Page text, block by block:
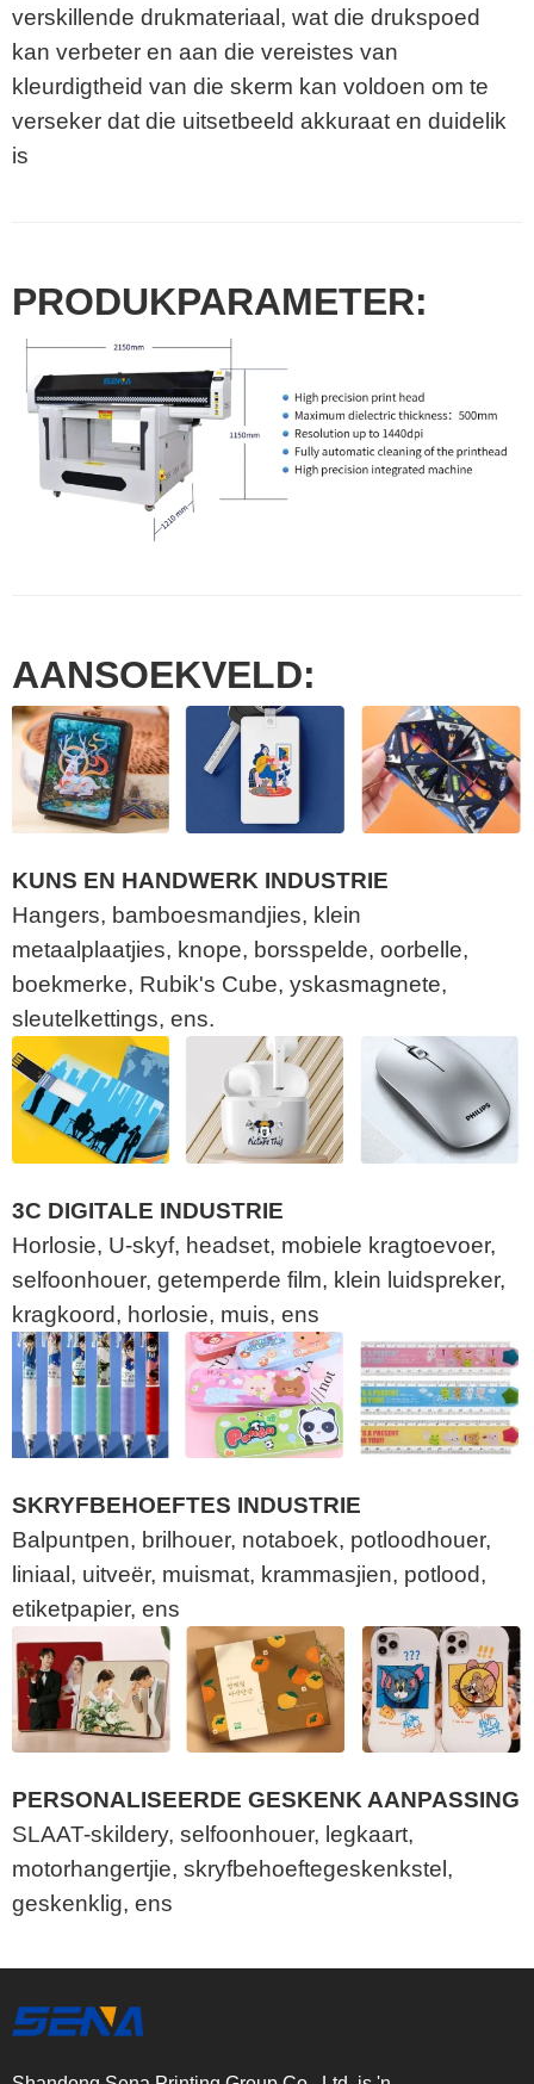
verskillende drukmateriaal, wat die drukspoed
kan verbeter en aan die vereistes van
kleurdigtheid van die skerm kan voldoen om te
verseker dat die uitsetbeeld akkuraat en duidelik
is
PRODUKPARAMETER:
AANSOEKVELD:
KUNS EN HANDWERK INDUSTRIE
Hangers, bamboesmandjies, klein
metaalplaatjies, knope, borsspelde, oorbelle,
boekmerke, Rubik's Cube, yskasmagnete,
sleutelkettings, ens.
3C DIGITALE INDUSTRIE
Horlosie, U-skyf, headset, mobiele kragtoevoer,
selfoonhouer, getemperde film, klein luidspreker,
kragkoord, horlosie, muis, ens
SKRYFBEHOEFTES INDUSTRIE
Balpuntpen, brilhouer, notaboek, potloodhouer,
liniaal, uitveër, muismat, krammasjien, potlood,
etiketpapier, ens
PERSONALISEERDE GESKENK AANPASSING
SLAAT-skildery, selfoonhouer, legkaart,
motorhangertjie, skryfbehoeftegeskenkstel,
geskenklig, ens